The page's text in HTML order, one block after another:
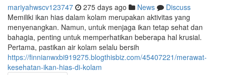
mariyahwscv123747 275 days ago News
Discuss
Memiliki ikan hias dalam kolam merupakan aktivitas yang
menyenangkan. Namun, untuk menjaga ikan tetap sehat dan
bahagia, penting untuk memperhatikan beberapa hal krusial.
Pertama, pastikan air kolam selalu bersih
https://finnianwxbi919275.blogthisbiz.com/45407221/merawat-
kesehatan-ikan-hias-di-kolam